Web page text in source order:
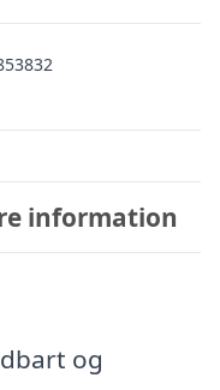
261,25.
information
og